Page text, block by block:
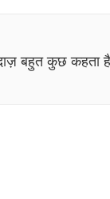
बहुत कुछ कहता है